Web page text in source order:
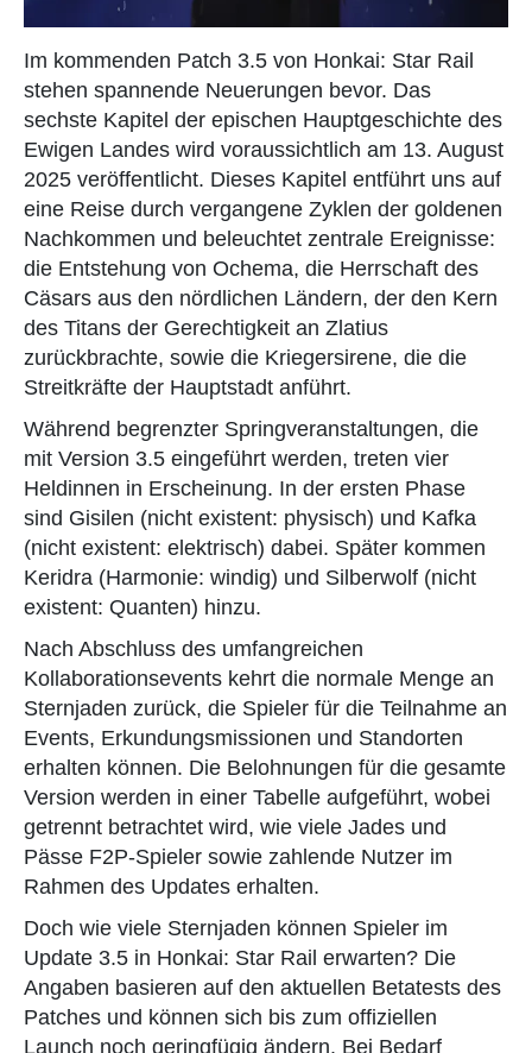
Im kommenden Patch 3.5 von Honkai: Star Rail
stehen spannende Neuerungen bevor. Das
sechste Kapitel der epischen Hauptgeschichte des
Ewigen Landes wird voraussichtlich am 13. August
2025 veröffentlicht. Dieses Kapitel entführt uns auf
eine Reise durch vergangene Zyklen der goldenen
Nachkommen und beleuchtet zentrale Ereignisse:
die Entstehung von Ochema, die Herrschaft des
Cäsars aus den nördlichen Ländern, der den Kern
des Titans der Gerechtigkeit an Zlatius
zurückbrachte, sowie die Kriegersirene, die die
Streitkräfte der Hauptstadt anführt.
Während begrenzter Springveranstaltungen, die
mit Version 3.5 eingeführt werden, treten vier
Heldinnen in Erscheinung. In der ersten Phase
sind Gisilen (nicht existent: physisch) und Kafka
(nicht existent: elektrisch) dabei. Später kommen
Keridra (Harmonie: windig) und Silberwolf (nicht
existent: Quanten) hinzu.
Nach Abschluss des umfangreichen
Kollaborationsevents kehrt die normale Menge an
Sternjaden zurück, die Spieler für die Teilnahme an
Events, Erkundungsmissionen und Standorten
erhalten können. Die Belohnungen für die gesamte
Version werden in einer Tabelle aufgeführt, wobei
getrennt betrachtet wird, wie viele Jades und
Pässe F2P-Spieler sowie zahlende Nutzer im
Rahmen des Updates erhalten.
Doch wie viele Sternjaden können Spieler im
Update 3.5 in Honkai: Star Rail erwarten? Die
Angaben basieren auf den aktuellen Betatests des
Patches und können sich bis zum offiziellen
Launch noch geringfügig ändern. Bei Bedarf